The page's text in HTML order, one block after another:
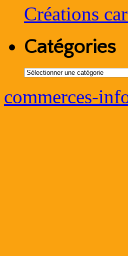
Créations
Catégories
Catégories
commerces-